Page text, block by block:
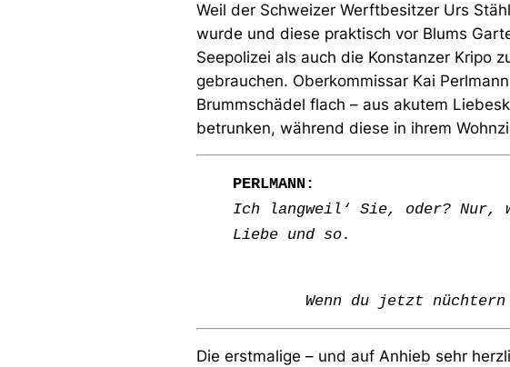
Weil der Schweizer Werftbesitzer Urs
wurde und diese praktisch vor Blums
Seepolizei als auch die Konstanzer Kripo
gebrauchen. Oberkommissar Kai
Brummschädel flach – aus akutem
betrunken, während diese in ihrem
PERLMANN:
Ich langweil‘ Sie, oder? Nur,
Liebe und so.
Wenn du jetzt
Die erstmalige – und auf Anhieb sehr